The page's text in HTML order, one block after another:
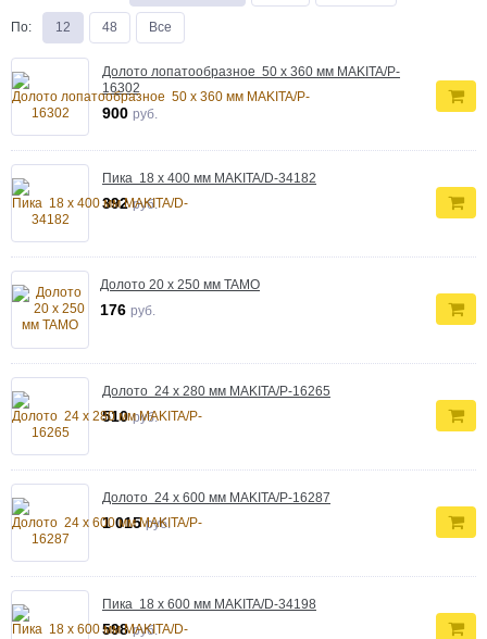
По: 12 48 Все
Долото лопатообразное 50 х 360 мм MAKITA/P-
16302
900 руб.
Пика 18 х 400 мм MAKITA/D-34182
392руб.
Долото 20 х 250 мм TAMO
176 руб.
Долото 24 х 280 мм MAKITA/P-16265
510руб.
Долото 24 х 600 мм MAKITA/P-16287
1 015руб.
Пика 18 х 600 мм MAKITA/D-34198
598руб.